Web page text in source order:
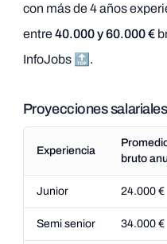
con más de 4 años
entre40.000 y 60.000 €
InfoJobs 🔝.
Proyecciones
Experiencia
bruto
Junior 24.000 €
Semi senior 34.000 €